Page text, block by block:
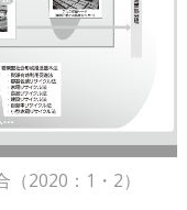
2020：1・2）